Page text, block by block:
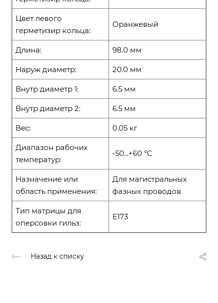
Цвет левого
герметизир кольца:
Оранжевый
Длина: 98.0 мм
Наруж диаметр: 20.0 мм
Внутр диаметр 1: 6.5 мм
Внутр диаметр 2: 6.5 мм
Вес: 0.05 кг
Диапазон рабочих
температур:
-50...+60 °C
Назначение или
область применения:
Для магистральных
фазных проводов
Тип матрицы для
оперсовки гильз:
Е173
Назад к списку